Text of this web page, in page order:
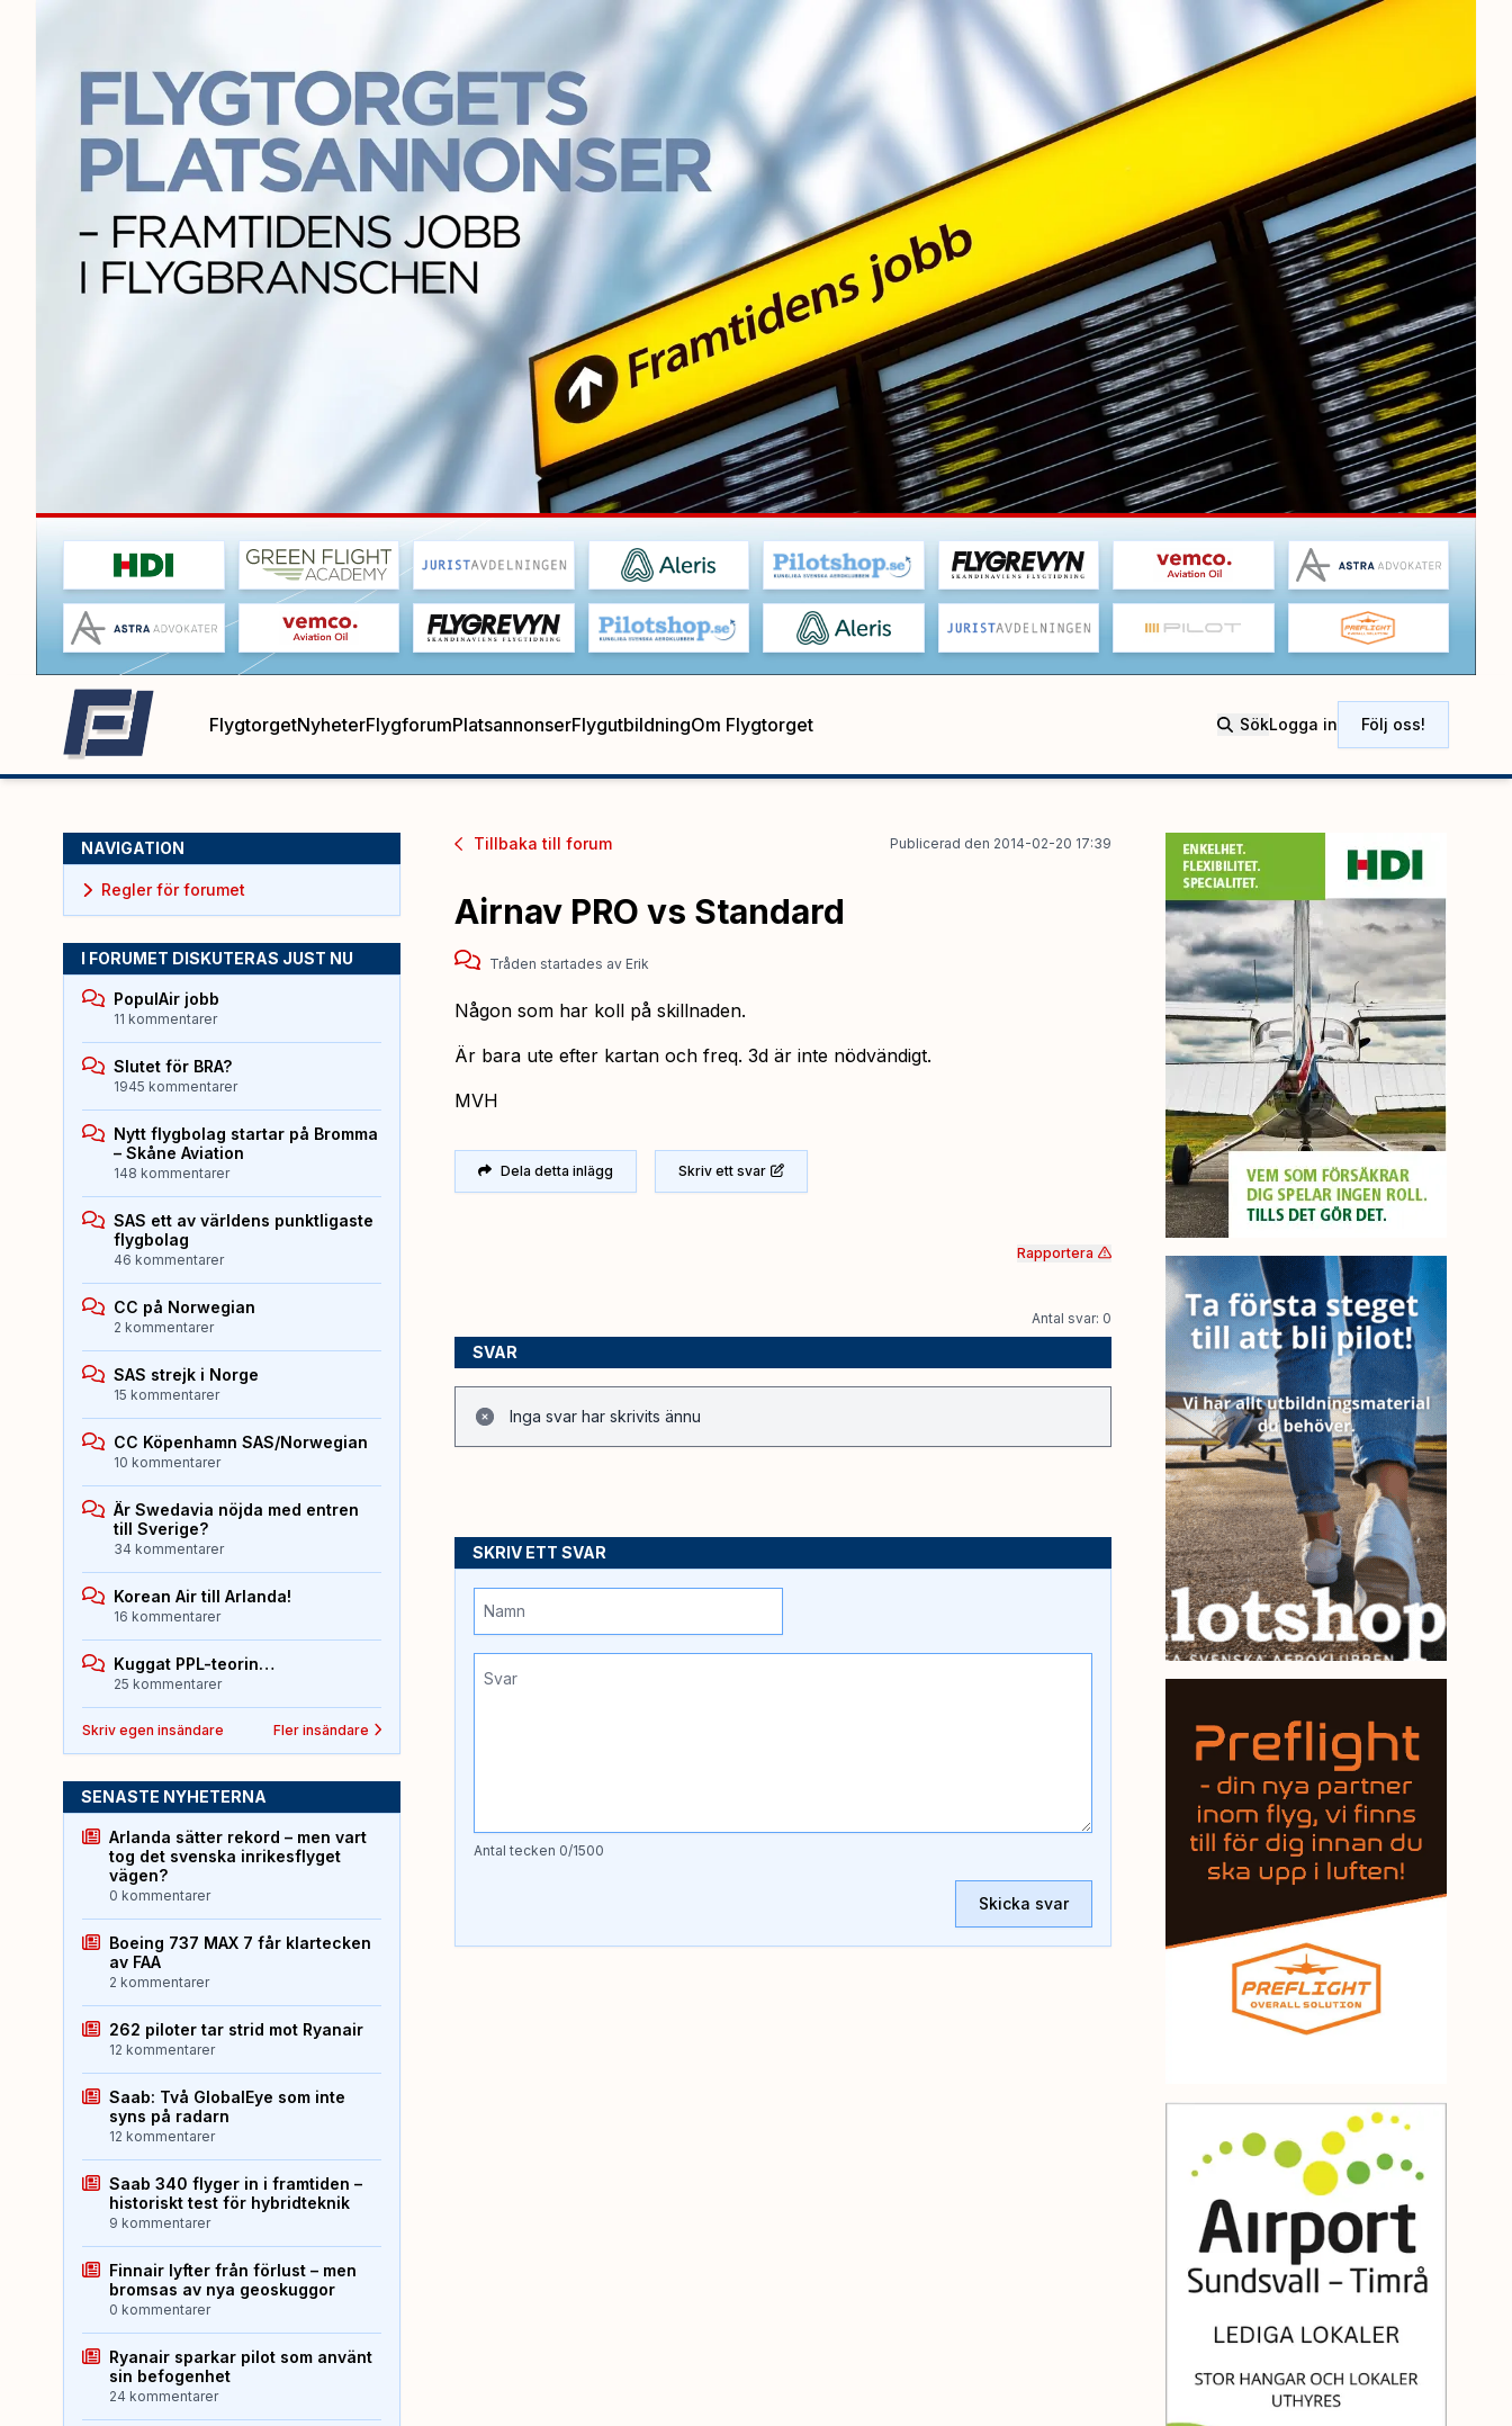
FlygtorgetNyheterFlygforumPlatsannonserFlygutbildningOm Flygtorget SökLogga in Följ oss!
Tillbaka till forum Publicerad den 2014-02-20 17:39
Airnav PRO vs Standard
Tråden startades av Erik
Någon som har koll på skillnaden.
Är bara ute efter kartan och freq. 3d är inte nödvändigt.
MVH
Dela detta inlägg Skriv ett svar
Rapportera
Antal svar: 0
SVAR
Inga svar har skrivits ännu
SKRIV ETT SVAR
Antal tecken 0/1500
Skicka svar
NAVIGATION
Regler för forumet
I FORUMET DISKUTERAS JUST NU
PopulAir jobb
11 kommentarer
Slutet för BRA?
1945 kommentarer
Nytt flygbolag startar på Bromma
– Skåne Aviation
148 kommentarer
SAS ett av världens punktligaste
flygbolag
46 kommentarer
CC på Norwegian
2 kommentarer
SAS strejk i Norge
15 kommentarer
CC Köpenhamn SAS/Norwegian
10 kommentarer
Är Swedavia nöjda med entren
till Sverige?
34 kommentarer
Korean Air till Arlanda!
16 kommentarer
Kuggat PPL-teorin…
25 kommentarer
Skriv egen insändare Fler insändare
SENASTE NYHETERNA
Arlanda sätter rekord – men vart
tog det svenska inrikesflyget
vägen?
0 kommentarer
Boeing 737 MAX 7 får klartecken
av FAA
2 kommentarer
262 piloter tar strid mot Ryanair
12 kommentarer
Saab: Två GlobalEye som inte
syns på radarn
12 kommentarer
Saab 340 flyger in i framtiden –
historiskt test för hybridteknik
9 kommentarer
Finnair lyfter från förlust – men
bromsas av nya geoskuggor
0 kommentarer
Ryanair sparkar pilot som använt
sin befogenhet
24 kommentarer